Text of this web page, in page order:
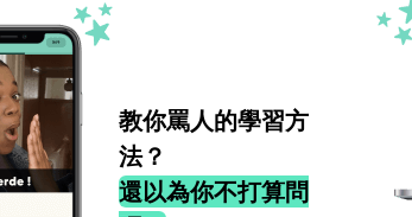
教你罵人的學習方
法？
還以為你不打算問